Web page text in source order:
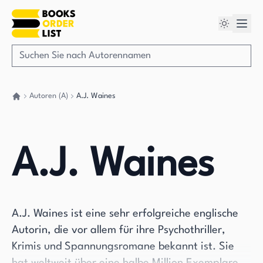
Autoren (A) A.J. Waines
A.J. Waines
A.J. Waines ist eine sehr erfolgreiche englische
Autorin, die vor allem für ihre Psychothriller,
Krimis und Spannungsromane bekannt ist. Sie